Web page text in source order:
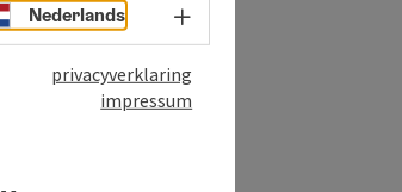
Nederlands Taalkeuze - menu openen
privacyverklaring
impressum